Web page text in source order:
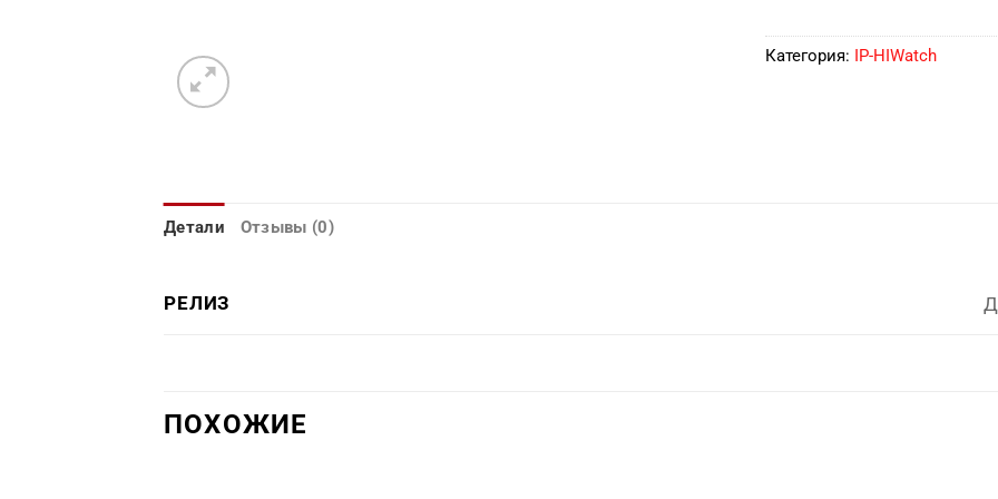
Категория: IP-HIWatch
Детали Отзывы (0)
РЕЛИЗ
ПОХОЖИЕ